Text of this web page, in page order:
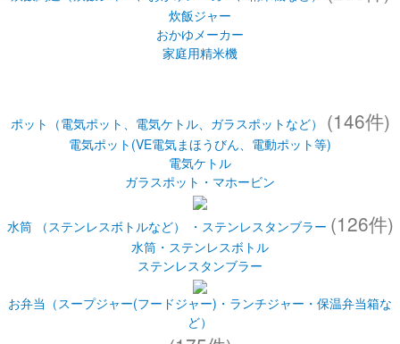
炊飯関連（炊飯ジャー、おかゆメーカー、精米機など）
炊飯ジャー
おかゆメーカー
ポット（電気ポット、電気ケトル、ガラスポットなど） (146件)
電気ポット(VE電気まほうびん、電動ポット等)
電気ケトル
ガラスポット・マホービン
水筒 （ステンレスボトルなど） ・ステンレスタンブラー
水筒・ステンレスボトル
ステンレスタンブラー